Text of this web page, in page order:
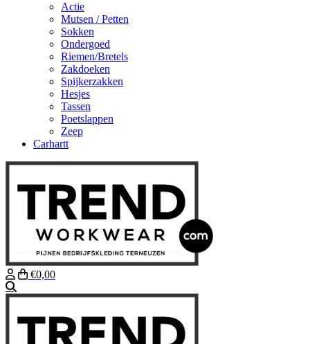
Actie
Mutsen / Petten
Sokken
Ondergoed
Riemen/Bretels
Zakdoeken
Spijkerzakken
Hesjes
Tassen
Poetslappen
Zeep
Carhartt
€0,00